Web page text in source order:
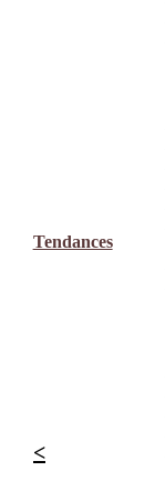
Tendances